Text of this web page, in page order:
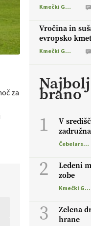
za
Kmečki Glas
Vročina in
evropsko
Kmečki Glas
Najbolj
brano
1
V
Čebelarstvo
2
Ledeni
zobe
Kmečki Glas
3
Zelena
hrane